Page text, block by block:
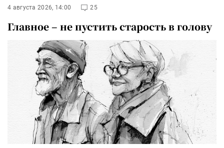
4 августа 2026, 14:00 25
Главное – не пустить старость в голову